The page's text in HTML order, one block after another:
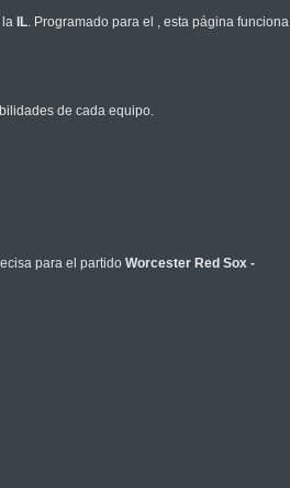
la IL. Programado para el , esta página funciona
de cada equipo.
para el partido Worcester Red Sox -